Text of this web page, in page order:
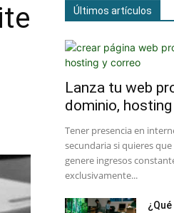
Últimos artículos
Lanza tu web
dominio,
​Tener presencia en
secundaria si quieres
genere ingresos
exclusivamente...